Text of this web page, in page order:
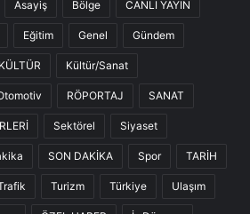
Asayiş Bölge CANLI YAYIN
Eğitim Genel Gündem
KÜLTÜR Kültür/Sanat
RÖPORTAJ SANAT
Sektörel Siyaset
SON DAKİKA Spor TARİH
Turizm Türkiye Ulaşım